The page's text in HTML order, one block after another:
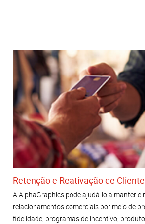
Retenção e Reativação de
A AlphaGraphics pode ajudá-lo a manter e
relacionamentos comerciais por meio de
fidelidade, programas de incentivo,